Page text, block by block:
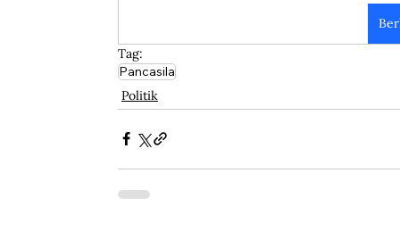
Tag:
Pancasila
Politik